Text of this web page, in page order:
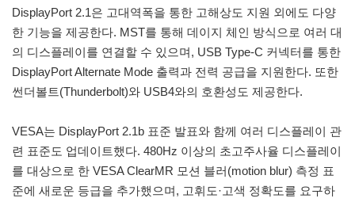
DisplayPort 2.1은 고대역폭을 통한 고해상도 지원 외에도 다양
한 기능을 제공한다. MST를 통해 데이지 체인 방식으로 여러 대
의 디스플레이를 연결할 수 있으며, USB Type-C 커넥터를 통한
DisplayPort Alternate Mode 출력과 전력 공급을 지원한다. 또한
썬더볼트(Thunderbolt)와 USB4와의 호환성도 제공한다.
VESA는 DisplayPort 2.1b 표준 발표와 함께 여러 디스플레이 관
련 표준도 업데이트했다. 480Hz 이상의 초고주사율 디스플레이
를 대상으로 한 VESA ClearMR 모션 블러(motion blur) 측정 표
준에 새로운 등급을 추가했으며, 고휘도·고색 정확도를 요구하